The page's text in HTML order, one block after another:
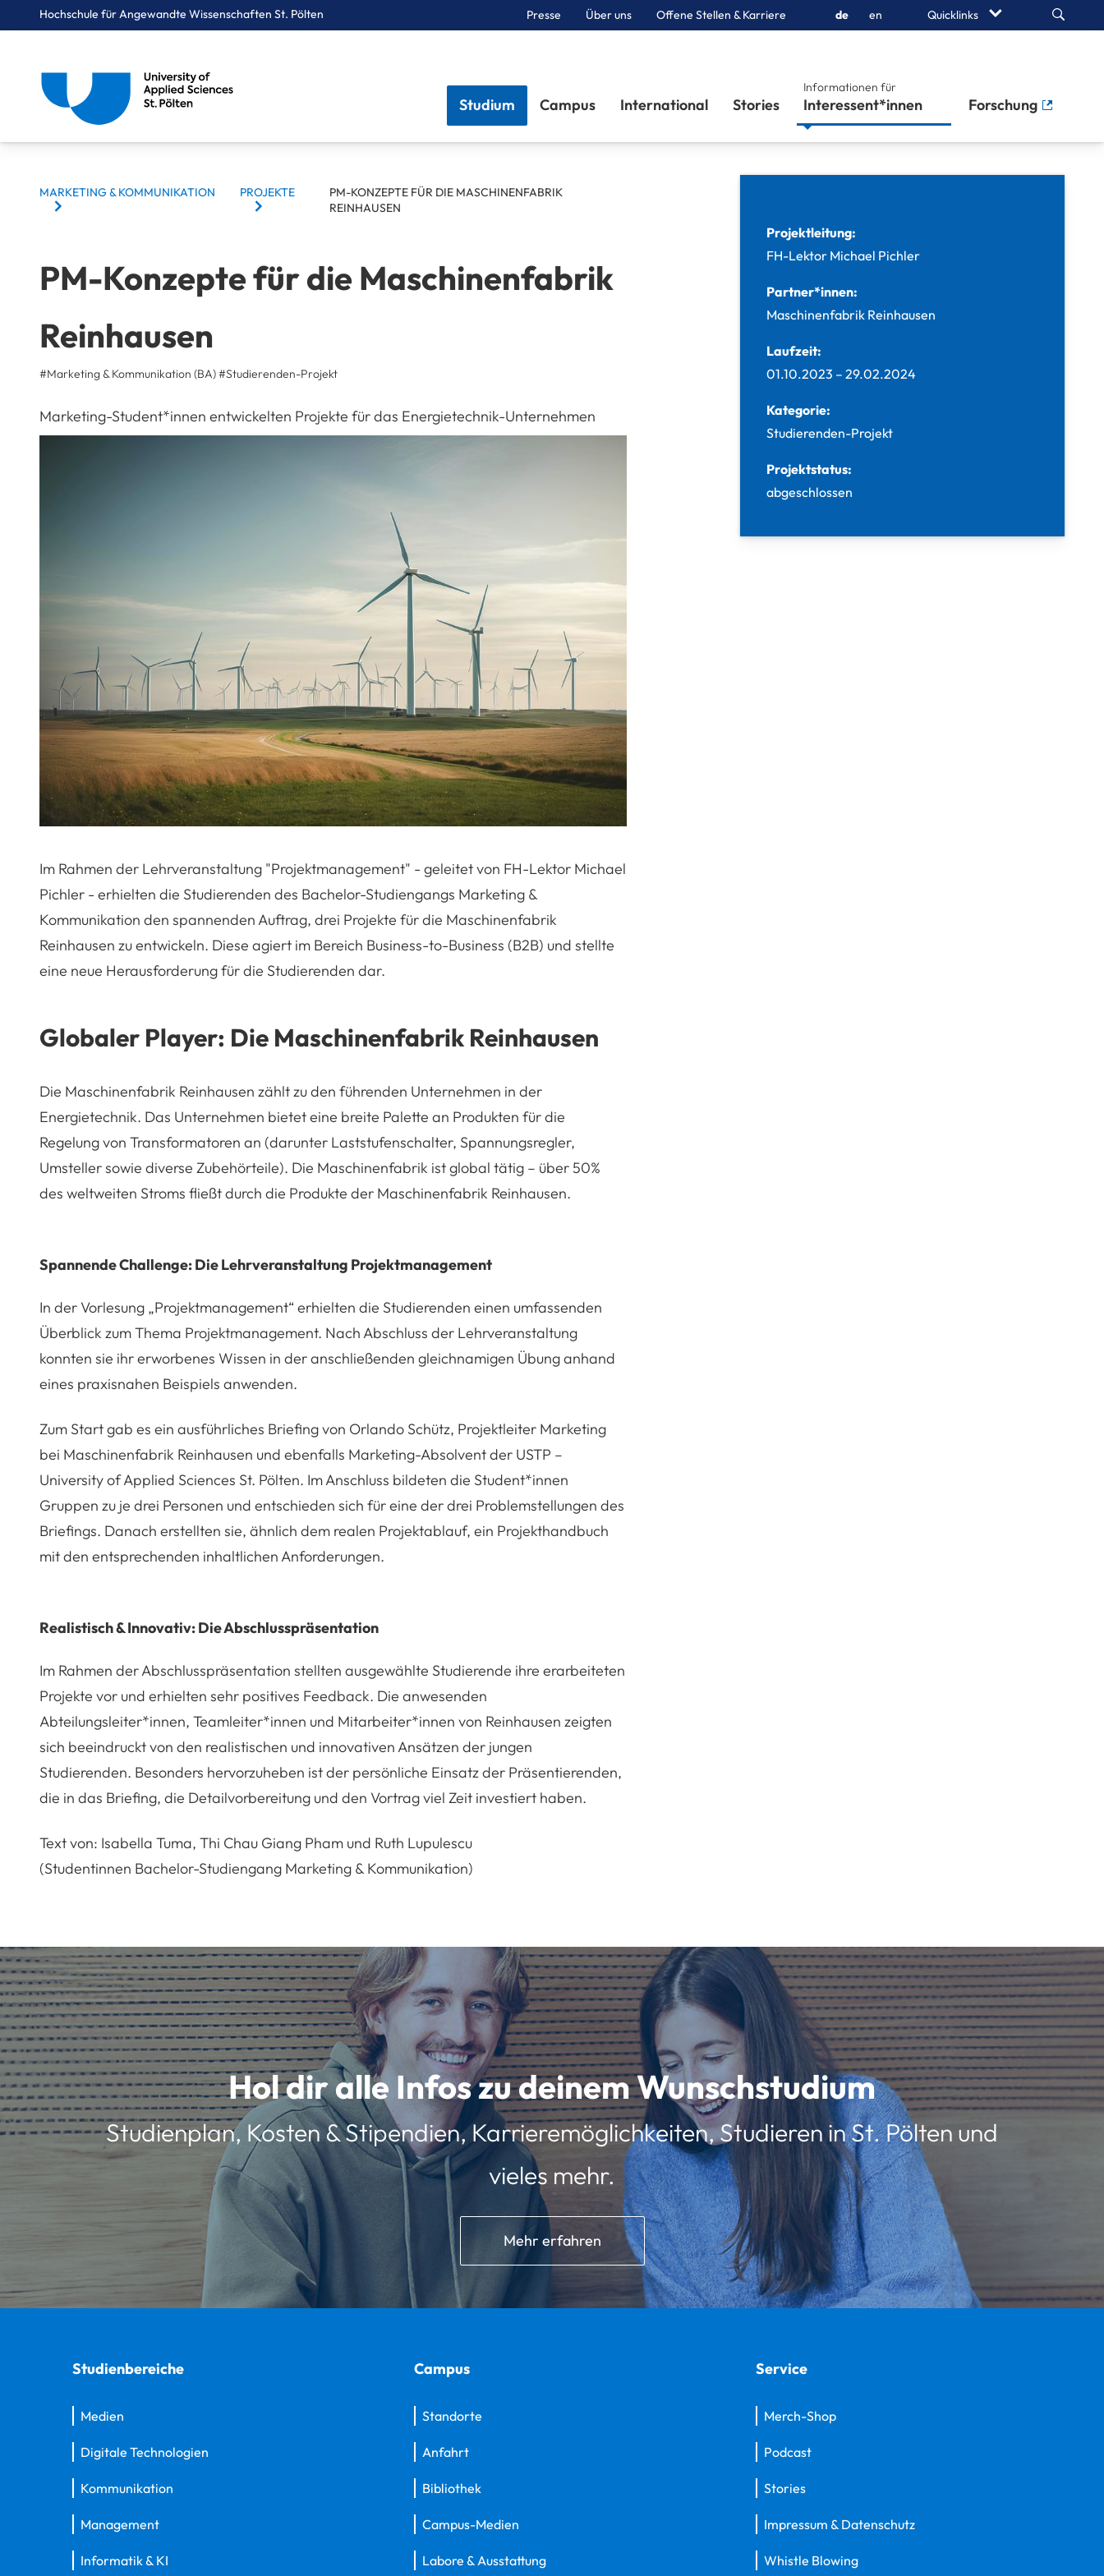
Hochschule für Angewandte Wissenschaften St. Pölten Presse Über uns Offene Stellen & Karriere de en Quicklinks Search
Studium Campus International Stories
Informationen für
Interessent*innen Forschung
Projektleitung:
FH-Lektor Michael Pichler
Partner*innen:
Maschinenfabrik Reinhausen
Laufzeit:
01.10.2023 –29.02.2024
Kategorie:
Studierenden-Projekt
Projektstatus:
abgeschlossen
BREADCRUMBS
MARKETING & KOMMUNIKATION PROJEKTE
PM-KONZEPTE FÜR DIE MASCHINENFABRIK
REINHAUSEN
PM-Konzepte für die Maschinenfabrik
Reinhausen
#Marketing & Kommunikation (BA)#Studierenden-Projekt
Marketing-Student*innen entwickelten Projekte für das Energietechnik-Unternehmen
Im Rahmen der Lehrveranstaltung "Projektmanagement" - geleitet von FH-Lektor Michael
Pichler - erhielten die Studierenden des Bachelor-Studiengangs Marketing &
Kommunikation den spannenden Auftrag, drei Projekte für die Maschinenfabrik
Reinhausen zu entwickeln. Diese agiert im Bereich Business-to-Business (B2B) und stellte
eine neue Herausforderung für die Studierenden dar.
Globaler Player: Die Maschinenfabrik Reinhausen
Die Maschinenfabrik Reinhausen zählt zu den führenden Unternehmen in der
Energietechnik. Das Unternehmen bietet eine breite Palette an Produkten für die
Regelung von Transformatoren an (darunter Laststufenschalter, Spannungsregler,
Umsteller sowie diverse Zubehörteile). Die Maschinenfabrik ist global tätig – über 50%
des weltweiten Stroms fließt durch die Produkte der Maschinenfabrik Reinhausen.
Spannende Challenge: Die Lehrveranstaltung Projektmanagement
In der Vorlesung „Projektmanagement“ erhielten die Studierenden einen umfassenden
Überblick zum Thema Projektmanagement. Nach Abschluss der Lehrveranstaltung
konnten sie ihr erworbenes Wissen in der anschließenden gleichnamigen Übung anhand
eines praxisnahen Beispiels anwenden.
Zum Start gab es ein ausführliches Briefing von Orlando Schütz, Projektleiter Marketing
bei Maschinenfabrik Reinhausen und ebenfalls Marketing-Absolvent der USTP –
University of Applied Sciences St. Pölten. Im Anschluss bildeten die Student*innen
Gruppen zu je drei Personen und entschieden sich für eine der drei Problemstellungen des
Briefings. Danach erstellten sie, ähnlich dem realen Projektablauf, ein Projekthandbuch
mit den entsprechenden inhaltlichen Anforderungen.
Realistisch & Innovativ: Die Abschlusspräsentation
Im Rahmen der Abschlusspräsentation stellten ausgewählte Studierende ihre erarbeiteten
Projekte vor und erhielten sehr positives Feedback. Die anwesenden
Abteilungsleiter*innen, Teamleiter*innen und Mitarbeiter*innen von Reinhausen zeigten
sich beeindruckt von den realistischen und innovativen Ansätzen der jungen
Studierenden. Besonders hervorzuheben ist der persönliche Einsatz der Präsentierenden,
die in das Briefing, die Detailvorbereitung und den Vortrag viel Zeit investiert haben.
Text von: Isabella Tuma, Thi Chau Giang Pham und Ruth Lupulescu
(Studentinnen Bachelor-Studiengang Marketing & Kommunikation)
Hol dir alle Infos zu deinem Wunschstudium
Studienplan, Kosten & Stipendien, Karrieremöglichkeiten, Studieren in St. Pölten und
vieles mehr.
Mehr erfahren
Studienbereiche
Medien
Digitale Technologien
Kommunikation
Management
Informatik & KI
Campus
Standorte
Anfahrt
Bibliothek
Campus-Medien
Labore & Ausstattung
Service
Merch-Shop
Podcast
Stories
Impressum & Datenschutz
Whistle Blowing